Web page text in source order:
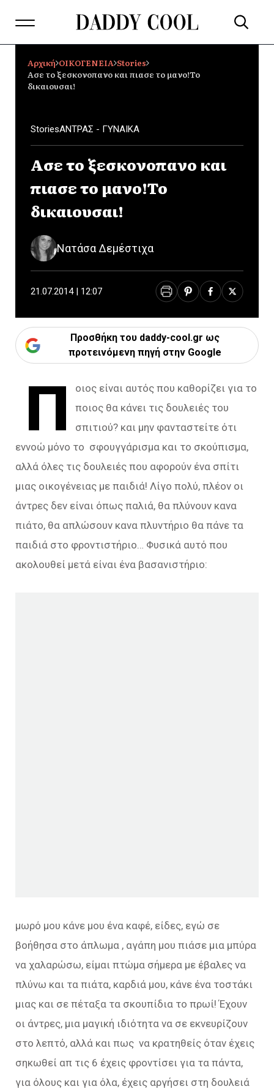
Αρχική ΟΙΚΟΓΕΝΕΙΑ Stories
Ασε το ξεσκονοπανο και πιασε το μανο!Το
δικαιουσαι!
StoriesΑΝΤΡΑΣ - ΓΥΝΑΙΚΑ
Ασε το ξεσκονοπανο και
πιασε το μανο!Το
δικαιουσαι!
Νατάσα Δεμέστιχα
21.07.2014 | 12:07
Προσθήκη του daddy-cool.gr ως
προτεινόμενη πηγή στην Google
Π
οιος είναι αυτός που καθορίζει για το
ποιος θα κάνει τις δουλειές του
σπιτιού? και μην φανταστείτε ότι
εννοώ μόνο το σφουγγάρισμα και το σκούπισμα,
αλλά όλες τις δουλειές που αφορούν ένα σπίτι
μιας οικογένειας με παιδιά! Λίγο πολύ, πλέον οι
άντρες δεν είναι όπως παλιά, θα πλύνουν κανα
πιάτο, θα απλώσουν κανα πλυντήριο θα πάνε τα
παιδιά στο φροντιστήριο… Φυσικά αυτό που
ακολουθεί μετά είναι ένα βασανιστήριο:
μωρό μου κάνε μου ένα καφέ, είδες, εγώ σε
βοήθησα στο άπλωμα , αγάπη μου πιάσε μια μπύρα
να χαλαρώσω, είμαι πτώμα σήμερα με έβαλες να
πλύνω και τα πιάτα, καρδιά μου, κάνε ένα τοστάκι
μιας και σε πέταξα τα σκουπίδια το πρωί! Έχουν
οι άντρες, μια μαγική ιδιότητα να σε εκνευρίζουν
στο λεπτό, αλλά και πως να κρατηθείς όταν έχεις
σηκωθεί απ τις 6 έχεις φροντίσει για τα πάντα,
για όλους και για όλα, έχεις αργήσει στη δουλειά